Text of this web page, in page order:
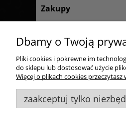
Zakupy
Formy płatności
Reklamacje i zwroty
Odstąp od umowy tutaj
Goldsun S.C. , ul. Kukuczki
Wszelkie Prawa
Dbamy o Twoją
Pliki cookies i pokrewne im
do sklepu lub dostosować użycie
Więcej o plikach cookies
zaakceptuj tylko